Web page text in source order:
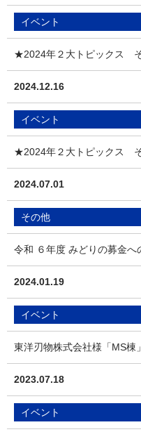
イベント
★2024年２大トピックス
2024.12.16
イベント
★2024年２大トピックス そ
2024.07.01
その他
令和 ６年度 みどりの募金
2024.01.19
イベント
東洋刃物株式会社様「MS棟
2023.07.18
イベント